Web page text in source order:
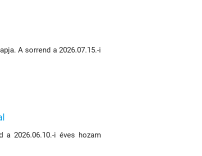
A sorrend a 2026.07.15.-i
a 2026.06.10.-i éves hozam